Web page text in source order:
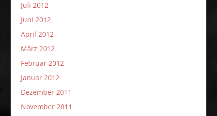
Juli 2012
Juni 2012
April 2012
März 2012
Februar 2012
Januar 2012
Dezember 2011
November 2011